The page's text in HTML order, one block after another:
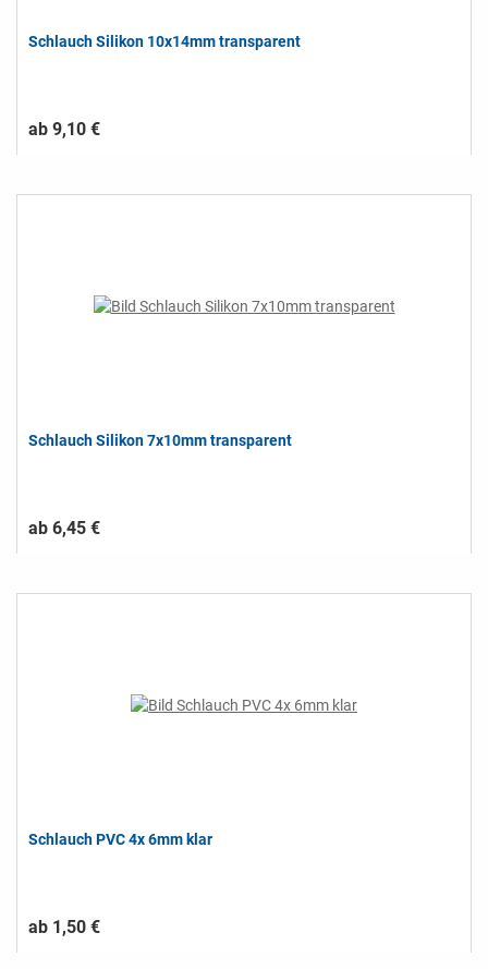
Schlauch Silikon 10x14mm transparent
ab 9,10 €
Schlauch Silikon 7x10mm transparent
ab 6,45 €
Schlauch PVC 4x 6mm klar
ab 1,50 €